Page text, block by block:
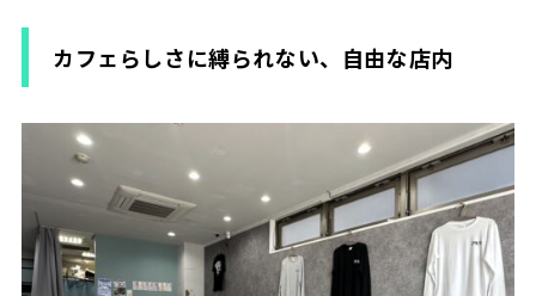
カフェらしさに縛られない、自由な店内